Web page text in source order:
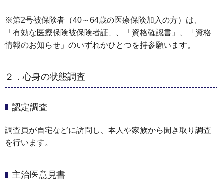
※第2号被保険者（40～64歳の医療保険加入の方）は、
「有効な医療保険被保険者証」、「資格確認書」、「資格
情報のお知らせ」のいずれかひとつを持参願います。
２．心身の状態調査
認定調査
調査員が自宅などに訪問し、本人や家族から聞き取り調査
を行います。
主治医意見書